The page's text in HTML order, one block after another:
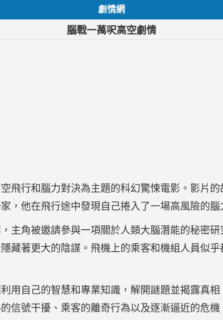
劇情網
腦戰一萬呎高空劇情
飛行和腦力對決為主題的科幻驚悚電影。影片
，他在飛行途中發現自己捲入了一場高風險的腦
主角被邀請參與一項關於人類大腦潛能的秘密
藏著更大的陰謀。飛機上的乘客和機組人員似
用自己的智慧和專業知識，解開謎題並揭露真
信號干擾、乘客的離奇行為以及逐漸逼近的危